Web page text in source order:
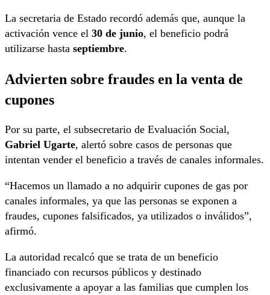
La secretaria de Estado recordó además que, aunque la
activación vence el 30 de junio, el beneficio podrá
utilizarse hasta septiembre.
Advierten sobre fraudes en la venta de
cupones
Por su parte, el subsecretario de Evaluación Social,
Gabriel Ugarte, alertó sobre casos de personas que
intentan vender el beneficio a través de canales informales.
“Hacemos un llamado a no adquirir cupones de gas por
canales informales, ya que las personas se exponen a
fraudes, cupones falsificados, ya utilizados o inválidos”,
afirmó.
La autoridad recalcó que se trata de un beneficio
financiado con recursos públicos y destinado
exclusivamente a apoyar a las familias que cumplen los